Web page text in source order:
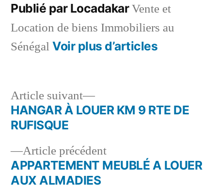
Publié par LocadakarVente et
Location de biens Immobiliers au
Sénégal Voir plus d’articles
Navigation
l’article
Article précédentArticle
précédent :
APPARTEMENT MEUBLÉ A LOUER
AUX ALMADIES
Article suivant
Article
suivant :
HANGAR À LOUER KM 9 RTE DE
RUFISQUE